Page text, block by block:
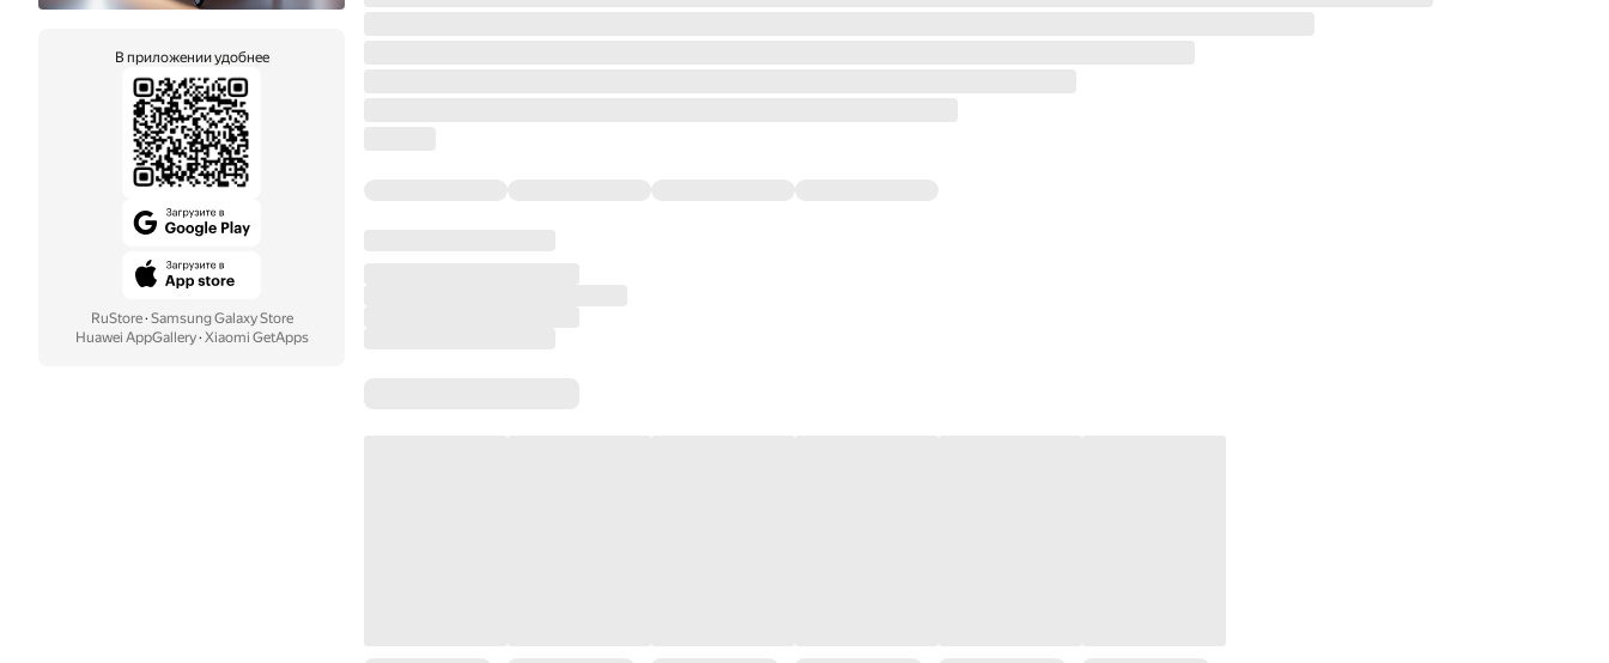
В приложении удобнее
RuStore· Samsung Galaxy Store
Huawei AppGallery· Xiaomi GetApps